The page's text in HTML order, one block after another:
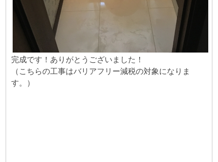
完成です！ありがとうございました！
（こちらの工事はバリアフリー減税の対象になりま
す。）